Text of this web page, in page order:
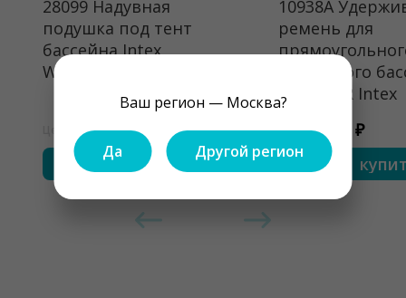
Ваш регион — Москва?
Да Другой регион
28099 Надувная
подушка под тент
бассейна Intex
Winterizing Pool Pillow
1650 ₽
купить
10938A
ремень для
каркасного
Ultra XTR Intex
Цена
450 ₽